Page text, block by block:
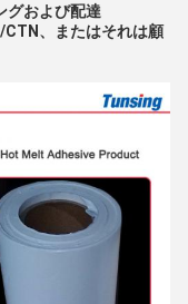
グおよび配達
、またはそれは顧